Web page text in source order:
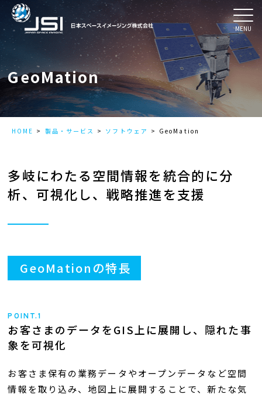
MENU
HOME 製品・サービス ソフトウェア GeoMation
GeoMation
多岐にわたる空間情報を統合的に分
析、可視化し、戦略推進を支援
GeoMationの特長
POINT.1
お客さまのデータをGIS上に展開し、 隠れた事
象を可視化
お客さま保有の業務データやオープンデータなど空間
情報を取り込み、地図上に展開することで、新たな気